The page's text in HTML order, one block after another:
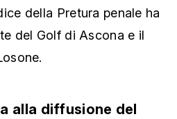
della Pretura penale ha
del Golf di Ascona e il
alla diffusione del